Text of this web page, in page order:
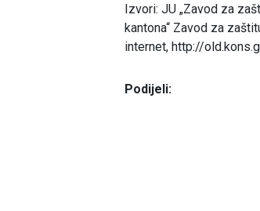
Izvori: JU „Zavod za
kantona“ Zavod za
internet, http://
Podijeli: